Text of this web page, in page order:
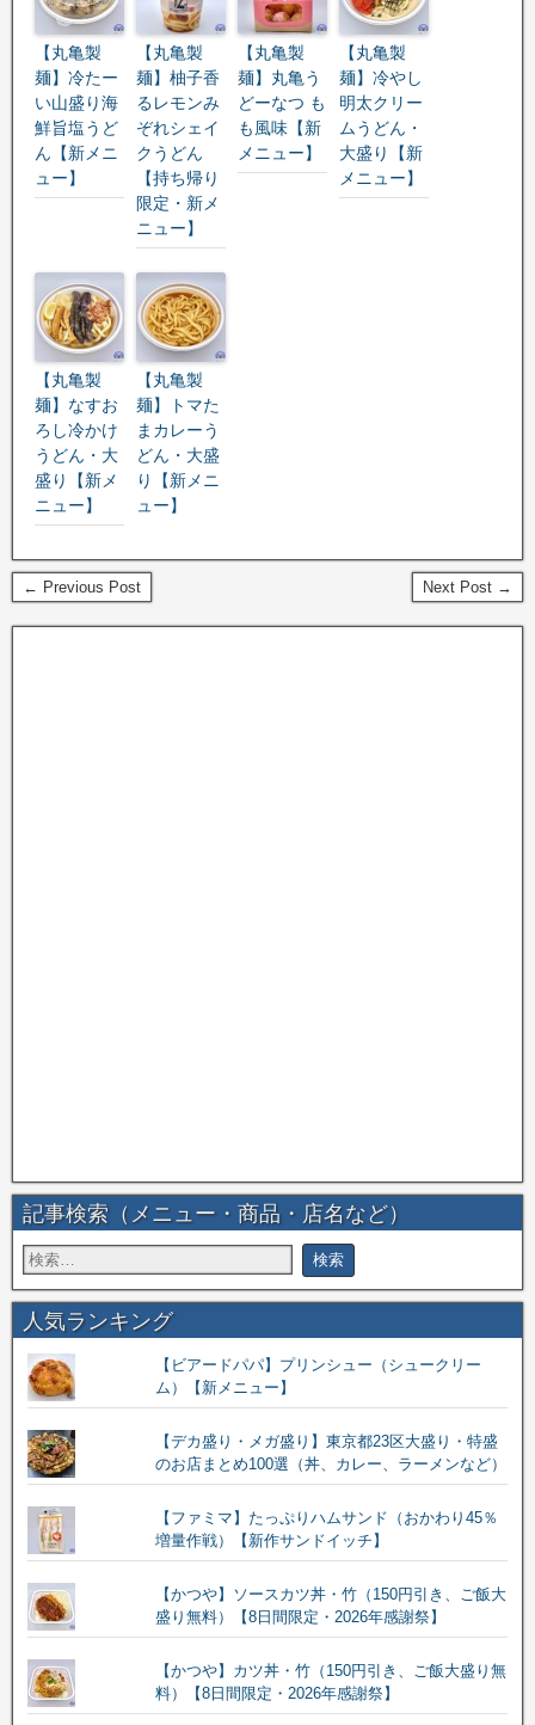
【丸亀製
麺】冷たー
い山盛り海
鮮旨塩うど
ん【新メニ
ュー】
【丸亀製
麺】柚子香
るレモンみ
ぞれシェイ
クうどん
【持ち帰り
限定・新メ
ニュー】
【丸亀製
麺】丸亀う
どーなつ も
も風味【新
メニュー】
【丸亀製
麺】冷やし
明太クリー
ムうどん・
大盛り【新
メニュー】
【丸亀製
麺】なすお
ろし冷かけ
うどん・大
盛り【新メ
ニュー】
【丸亀製
麺】トマた
まカレーう
どん・大盛
り【新メニ
ュー】
← Previous Post Next Post →
記事検索（メニュー・商品・店名など）
人気ランキング
【ビアードパパ】プリンシュー（シュークリー
ム）【新メニュー】
【デカ盛り・メガ盛り】東京都23区大盛り・特盛
のお店まとめ100選（丼、カレー、ラーメンなど）
【ファミマ】たっぷりハムサンド（おかわり45％
増量作戦）【新作サンドイッチ】
【かつや】ソースカツ丼・竹（150円引き、ご飯大
盛り無料）【8日間限定・2026年感謝祭】
【かつや】カツ丼・竹（150円引き、ご飯大盛り無
料）【8日間限定・2026年感謝祭】